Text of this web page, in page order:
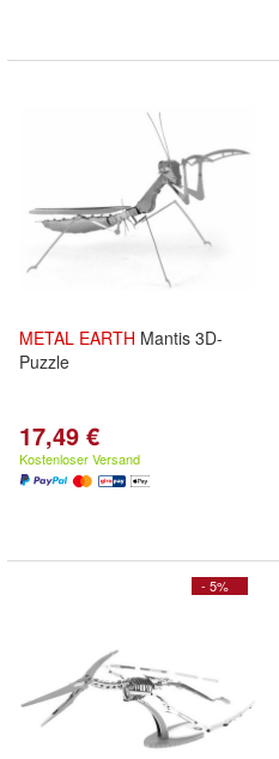
METAL EARTH Mantis 3D-
Puzzle
17,49 €
Kostenloser Versand
- 5%